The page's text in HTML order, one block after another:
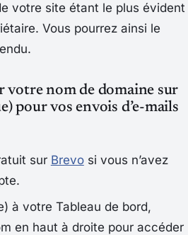
votre site étant le plus évident
Vous pourrez ainsi le
votre nom de domaine sur
pour vos envois d’e-mails
sur Brevosi vous n’avez
à votre Tableau de bord,
en haut à droite pour accéder